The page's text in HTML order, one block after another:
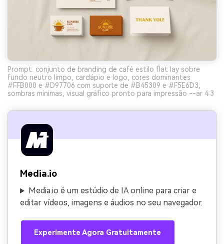
Prompt: conjunto de branding de café estilo flat lay sobre
fundo neutro limpo, cardápio e logo, cores dominantes
#FFB000 e #D97706 com suporte de #B45309 e #F5E6D3,
sombras mínimas, visual gráfico pronto para impressão --ar 4:3
Media.io
Media.io é um estúdio de IA online para criar e
editar vídeos, imagens e áudios no seu navegador.
Experimente Agora Gratuitamente